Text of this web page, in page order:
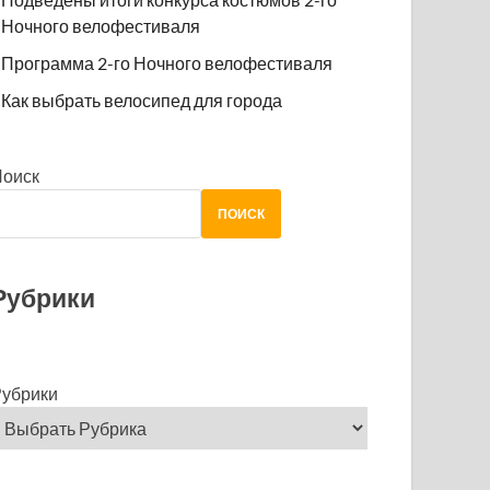
Ночного велофестиваля
Программа 2-го Ночного велофестиваля
Как выбрать велосипед для города
ПОИСК